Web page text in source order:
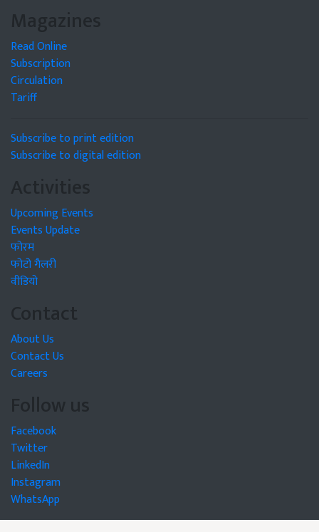
Magazines
Read Online
Subscription
Circulation
Tariff
Subscribe to print edition
Subscribe to digital edition
Activities
Upcoming Events
Events Update
फोरम
फोटो गैलरी
वीडियो
Contact
About Us
Contact Us
Careers
Follow us
Facebook
Twitter
LinkedIn
Instagram
WhatsApp